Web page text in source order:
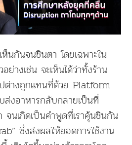
กันจนชินตา โดยเฉพาะใน
างเช่น จะเห็นได้ว่าทั้งร้าน
ปต่างถูกแทนที่ด้วย Platform
งอาหารกลับกลายเป็นที่
จนเกิดเป็นคำพูดที่เราคุ้นชินกัน
ซึ่งส่งผลให้ยอดการใช้งาน